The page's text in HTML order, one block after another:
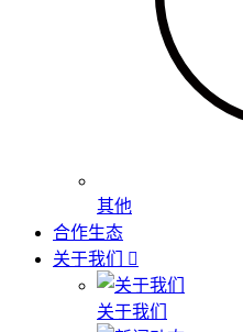
其他
合作生态
关于我们
关于我们